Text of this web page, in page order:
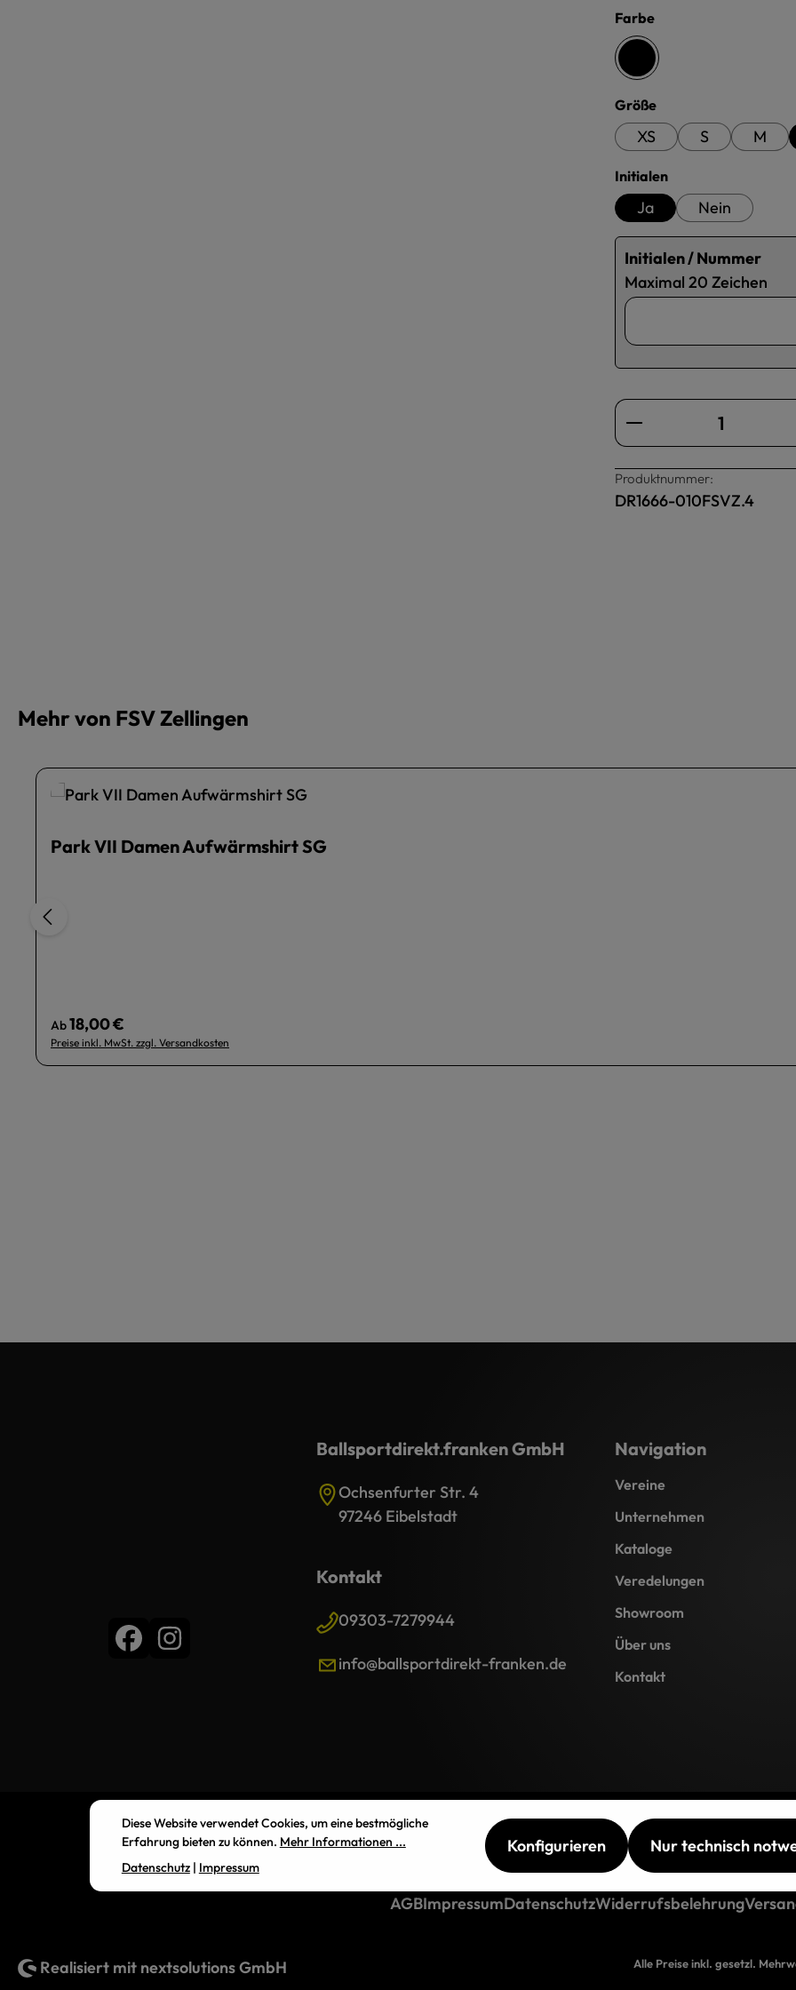
Farbeauswählen
schwarz
Größeauswählen
XS S M
Initialenauswählen
Ja Nein
Initialen / Nummer
Maximal 20 Zeichen
Produkt Anzahl:
Produktnummer:
DR1666-010FSVZ.4
Mehr von FSV Zellingen
Park VII Damen Aufwärmshirt SG
Regulärer Preis:
Ab18,00 €
Preise inkl. MwSt. zzgl. Versandkosten
Ballsportdirekt.franken GmbH
Ochsenfurter Str. 4
97246 Eibelstadt
Kontakt
09303-7279944
info@ballsportdirekt-franken.de
Navigation
Vereine
Unternehmen
Kataloge
Veredelungen
Showroom
Über uns
Kontakt
AGBImpressumDatenschutzWiderrufsbelehrung
Realisiert mit nextsolutions GmbH Alle Preise inkl. gesetzl.
Diese Website verwendet Cookies, um eine bestmögliche
Erfahrung bieten zu können. Mehr Informationen ...
Datenschutz| Impressum
Nur technisch
Konfigurieren